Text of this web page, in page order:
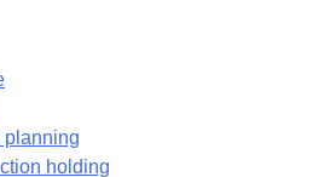
planning
holding